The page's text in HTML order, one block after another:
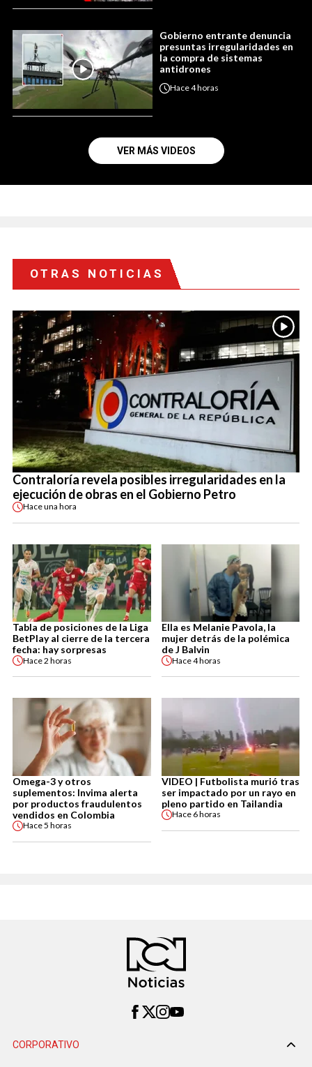
Gobierno entrante denuncia
presuntas irregularidades en
la compra de sistemas
antidrones
Hace4 horas
VER MÁS VIDEOS
OTRAS NOTICIAS
Contraloría revela posibles irregularidades en la
ejecución de obras en el Gobierno Petro
Haceuna hora
Tabla de posiciones de la Liga
BetPlay al cierre de la tercera
fecha: hay sorpresas
Hace2 horas
Ella es Melanie Pavola, la
mujer detrás de la polémica
de J Balvin
Hace4 horas
Omega-3 y otros
suplementos: Invima alerta
por productos fraudulentos
vendidos en Colombia
Hace5 horas
VIDEO | Futbolista murió tras
ser impactado por un rayo en
pleno partido en Tailandia
Hace 6 horas
CORPORATIVO